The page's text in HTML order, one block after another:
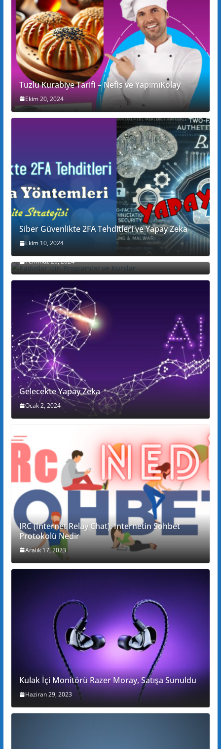
Tuzlu Kurabiye Tarifi – Nefis ve YapımıKolay
Ekim 20, 2024
Siber Güvenlikte 2FA Tehditleri ve Yapay Zeka
Ekim 10, 2024
Kadınlar için Programlar ve Kurslar
Temmuz 20, 2024
Gelecekte Yapay Zeka
Ocak 2, 2024
IRC (Internet Relay Chat): İnternetin Sohbet
Protokolü Nedir
Aralık 17, 2023
Kulak İçi Monitörü Razer Moray, Satışa Sunuldu
Haziran 29, 2023